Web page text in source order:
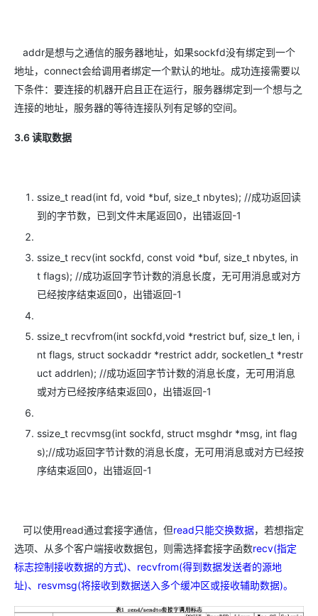
addr是想与之通信的服务器地址，如果sockfd没有绑定到一个
地址，connect会给调用者绑定一个默认的地址。成功连接需要以
下条件：要连接的机器开启且正在运行，服务器绑定到一个想与之
连接的地址，服务器的等待连接队列有足够的空间。
3.6 读取数据
ssize_t read(int fd, void *buf, size_t nbytes); //成功返回读
到的字节数，已到文件末尾返回0，出错返回-1
ssize_t recv(int sockfd, const void *buf, size_t nbytes, in
t flags); //成功返回字节计数的消息长度，无可用消息或对方
已经按序结束返回0，出错返回-1
ssize_t recvfrom(int sockfd,void *restrict buf, size_t len, i
nt flags, struct sockaddr *restrict addr, socketlen_t *restr
uct addrlen); //成功返回字节计数的消息长度，无可用消息
或对方已经按序结束返回0，出错返回-1
ssize_t recvmsg(int sockfd, struct msghdr *msg, int flag
s);//成功返回字节计数的消息长度，无可用消息或对方已经按
序结束返回0，出错返回-1
可以使用read通过套接字通信，但read只能交换数据，若想指定
选项、从多个客户端接收数据包，则需选择套接字函数recv(指定
标志控制接收数据的方式)、recvfrom(得到数据发送者的源地
址)、resvmsg(将接收到数据送入多个缓冲区或接收辅助数据)。